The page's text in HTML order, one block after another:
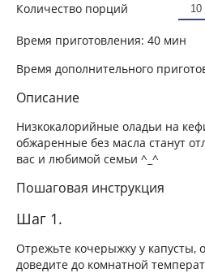
Количество порций
Время приготовления: 40 мин
Время дополнительного
Описание
Низкокалорийные оладьи на
обжаренные без масла станут
вас и любимой семьи ^_^
Пошаговая инструкция
Шаг 1.
Отрежьте кочерыжку у капусты,
доведите до комнатной